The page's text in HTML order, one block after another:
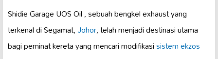
Shidie Garage UOS Oil ️, sebuah bengkel exhaust yang
terkenal di Segamat,Johor, telah menjadi destinasi utama
bagi peminat kereta yang mencari modifikasisistem ekzos